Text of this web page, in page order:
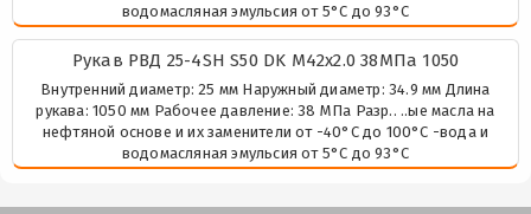
водомасляная эмульсия от 5°C до 93°C
Рукав РВД 25-4SH S50 DK М42х2.0 38МПа 1050
Внутренний диаметр: 25 мм Наружный диаметр: 34.9 мм Длина
рукава: 1050 мм Рабочее давление: 38 МПа Разр.. ..ые масла на
нефтяной основе и их заменители от -40°C до 100°C -вода и
водомасляная эмульсия от 5°C до 93°C